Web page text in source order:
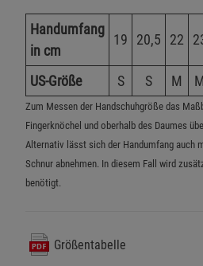
Handumfang
in cm
19 20,5 22
US-Größe S S M M
Zum Messen der Handschuhgröße das
Fingerknöchel und oberhalb des Daumes
Alternativ lässt sich der Handumfang auch
Schnur abnehmen. In diesem Fall wird
benötigt.
Größentabelle